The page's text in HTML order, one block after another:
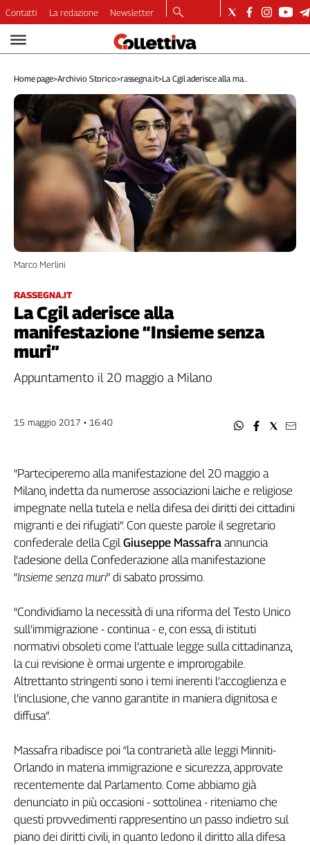
Video
Dirette
Longform
Copertine
Economia
Lavoro
Welfare
Italia
Internazionale
Culture
Categorie
Filcams
Filctem
Fillea
Filt
Flai
Nidil
Slc
Inca
Speciali
G8
Genova,
il
sangue
della
ragione
120
Collettiva
Academy
Collettiva
Rubriche
Contatti La redazione Newsletter
Home page>Archivio Storico>rassegna.it>La Cgil aderisce alla ma...
RASSEGNA.IT
La Cgil aderisce alla
manifestazione “Insieme senza
muri”
Marco Merlini
Appuntamento il 20 maggio a Milano
15 maggio 2017 • 16:40
“Parteciperemo alla manifestazione del 20 maggio a
Milano, indetta da numerose associazioni laiche e religiose
impegnate nella tutela e nella difesa dei diritti dei cittadini
migranti e dei rifugiati”. Con queste parole il segretario
confederale della CgilGiuseppe Massafra annuncia
l'adesione della Confederazione alla manifestazione
“Insieme senza muri” di sabato prossimo.
“Condividiamo la necessità di una riforma del Testo Unico
sull’immigrazione - continua - e, con essa, di istituti
normativi obsoleti come l’attuale legge sulla cittadinanza,
la cui revisione è ormai urgente e improrogabile.
Altrettanto stringenti sono i temi inerenti l’accoglienza e
l’inclusione, che vanno garantite in maniera dignitosa e
diffusa”.
Massafra ribadisce poi “la contrarietà alle leggi Minniti-
Orlando in materia immigrazione e sicurezza, approvate
recentemente dal Parlamento. Come abbiamo già
denunciato in più occasioni - sottolinea - riteniamo che
questi provvedimenti rappresentino un passo indietro sul
piano dei diritti civili, in quanto ledono il diritto alla difesa